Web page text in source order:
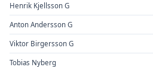
Henrik Kjellsson G
Anton Andersson G
Viktor Birgersson G
Tobias Nyberg